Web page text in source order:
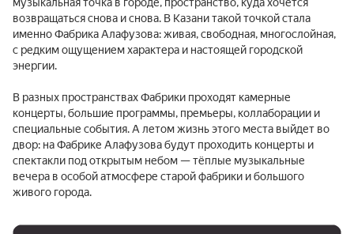
возвращаться снова и снова. В Казани такой точкой стала
именно Фабрика Алафузова: живая, свободная, многослойная,
с редким ощущением характера и настоящей городской
энергии.
В разных пространствах Фабрики проходят камерные
концерты, большие программы, премьеры, коллаборации и
специальные события. А летом жизнь этого места выйдет во
двор: на Фабрике Алафузова будут проходить концерты и
спектакли под открытым небом — тёплые музыкальные
вечера в особой атмосфере старой фабрики и большого
живого города.